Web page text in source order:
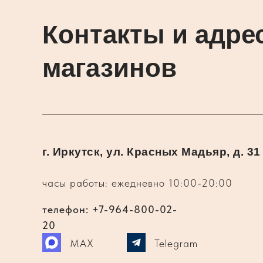
Контакты и
магазинов
часы работы: ежедневно 10:00-20:00
г. Иркутск, ул. Красных Мадьяр, д. 31
Telegram
MAX
телефон: +7-964-800-02-
20